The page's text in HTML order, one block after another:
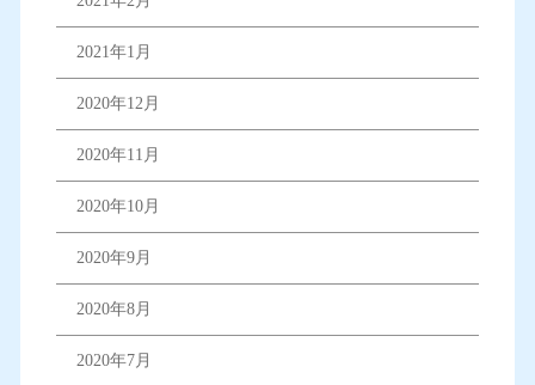
2021年1月
2020年12月
2020年11月
2020年10月
2020年9月
2020年8月
2020年7月